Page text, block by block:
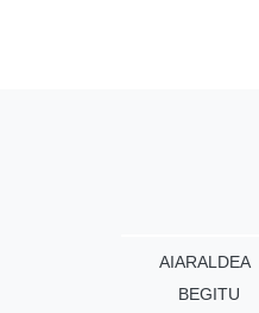
AIARALDEA
BEGITU